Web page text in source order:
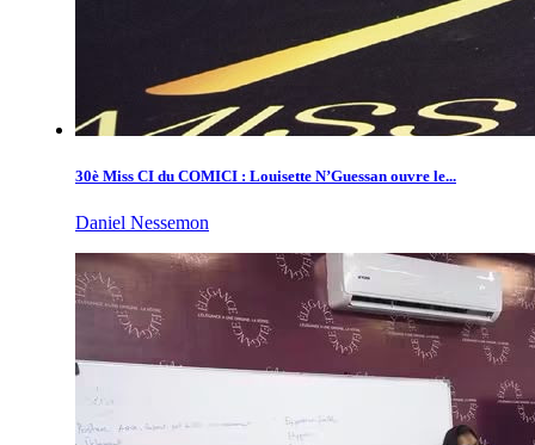
30è Miss CI du COMICI : Louisette N’Guessan ouvre le...
Daniel Nessemon